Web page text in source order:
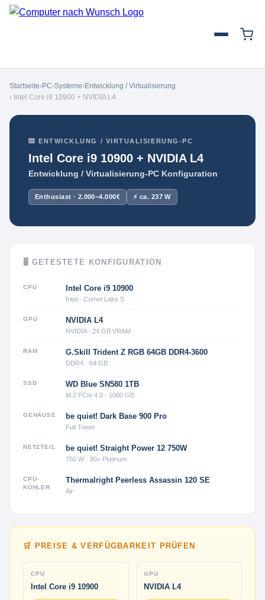
Startseite›PC-Systeme›Entwicklung / Virtualisierung
› Intel Core i9 10900 + NVIDIA L4
⌨️ ENTWICKLUNG / VIRTUALISIERUNG-PC
Intel Core i9 10900 + NVIDIA L4
Entwicklung / Virtualisierung-PC Konfiguration
Enthusiast · 2.000–4.000€ ⚡ ca. 237 W
🖥 GETESTETE KONFIGURATION
CPU Intel Core i9 10900
Intel · Comet Lake S
GPU NVIDIA L4
NVIDIA · 24 GB VRAM
RAM G.Skill Trident Z RGB 64GB DDR4-3600
DDR4 · 64 GB
SSD WD Blue SN580 1TB
M.2 PCIe 4.0 · 1000 GB
GEHÄUSE be quiet! Dark Base 900 Pro
Full Tower
NETZTEIL be quiet! Straight Power 12 750W
750 W · 80+ Platinum
CPU-
KÜHLER
Thermalright Peerless Assassin 120 SE
Air
🛒 PREISE & VERFÜGBARKEIT PRÜFEN
CPU
Intel Core i9 10900
GPU
NVIDIA L4